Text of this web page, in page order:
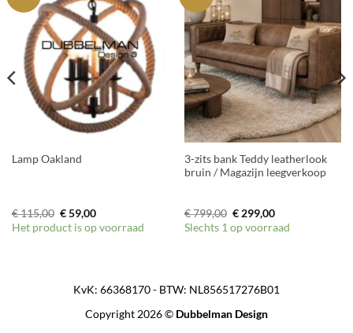
Lamp Oakland
€115,00 Oorspronkelijke
prijs
was:
€59,00Huidige
is:
Het product is op voorraad
3-zits bank Teddy leatherlook
bruin / Magazijn leegverkoop
€799,00 Oorspronkelijke
was:
€299,00Huidige
prijs
is:
Slechts 1 op voorraad
KvK: 66368170 - BTW: NL856517276B01
Copyright 2026 © Dubbelman Design